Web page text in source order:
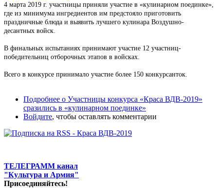
4 марта 2019 г. участницы приняли участие в «кулинарном поединке»,
где из минимума ингредиентов им предстояло приготовить
праздничные блюда и выявить лучшего кулинара Воздушно-
десантных войск.
В финальных испытаниях принимают участие 12 участниц-
победительниц отборочных этапов в войсках.
Всего в конкурсе принимало участие более 150 конкурсанток.
Подробнее о Участницы конкурса «Краса ВДВ-2019»
сразились в «кулинарном поединке»
Войдите, чтобы оставлять комментарии
ТЕЛЕГРАММ канал
"Культура и Армия"
Присоединяйтесь!